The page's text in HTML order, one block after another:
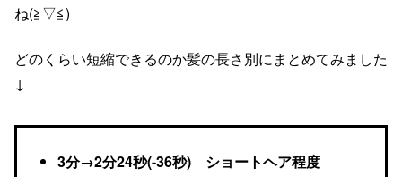
ね(≧▽≦)
どのくらい短縮できるのか髪の長さ別にまとめてみました
↓
3分→2分24秒(-36秒) ショートヘア程度